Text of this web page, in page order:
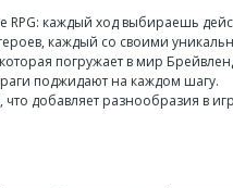
RPG: каждый ход выбираешь
каждый со своими
погружает в мир
поджидают на каждом шагу.
добавляет разнообразия в